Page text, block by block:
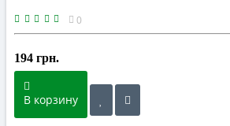
0
194 грн.
В корзину